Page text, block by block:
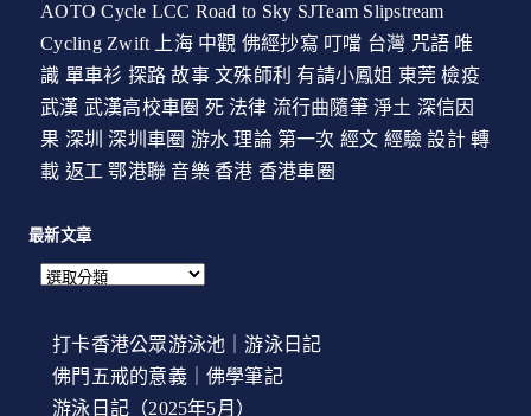
AOTO Cycle LCC Road to Sky SJTeam Slipstream
Cycling Zwift 上海 中觀 佛經抄寫 叮噹 台灣 咒語 唯
識 單車衫 探路 故事 文殊師利 有請小鳳姐 東莞 檢疫
武漢 武漢高校車圈 死 法律 流行曲隨筆 淨土 深信因
果 深圳 深圳車圈 游水 理論 第一次 經文 經驗 設計 轉
載 返工 鄂港聯 音樂 香港 香港車圈
最新文章
打卡香港公眾游泳池｜游泳日記
佛門五戒的意義｜佛學筆記
游泳日記（2025年5月）